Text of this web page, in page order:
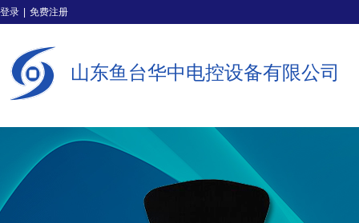
山东鱼台华中电控设备有限公司
登录 免费注册